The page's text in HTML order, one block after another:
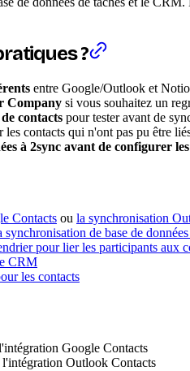
?
entre Google/Outlook et
Company si vous souhaitez un
contacts pour tester avant de
contacts qui n'ont pas pu être
à 2sync avant de configurer
Contacts ou la synchronisation
de base de
pour lier les participants aux
CRM
les contacts
Google Contacts
Outlook Contacts